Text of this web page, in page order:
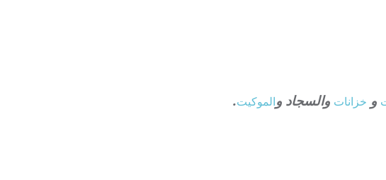
و خزانات والسجاد والموكيت.